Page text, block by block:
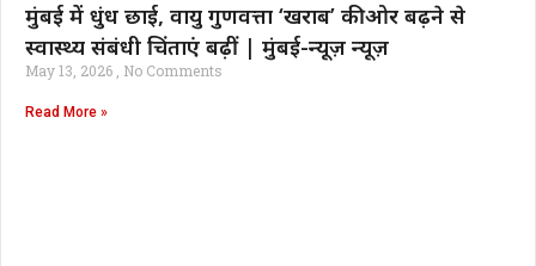
मुंबई में धुंध छाई, वायु गुणवत्ता ‘खराब’ की ओर बढ़ने से
स्वास्थ्य संबंधी चिंताएं बढ़ीं | मुंबई-न्यूज़ न्यूज़
May 13, 2026 No Comments
Read More »